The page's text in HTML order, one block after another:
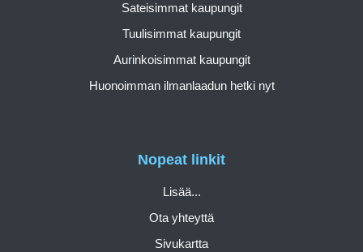
Nopeat linkit
Lisää...
Ota yhteyttä
Sivukartta
Sateisimmat kaupungit
Tuulisimmat kaupungit
Aurinkoisimmat kaupungit
Huonoimman ilmanlaadun hetki nyt